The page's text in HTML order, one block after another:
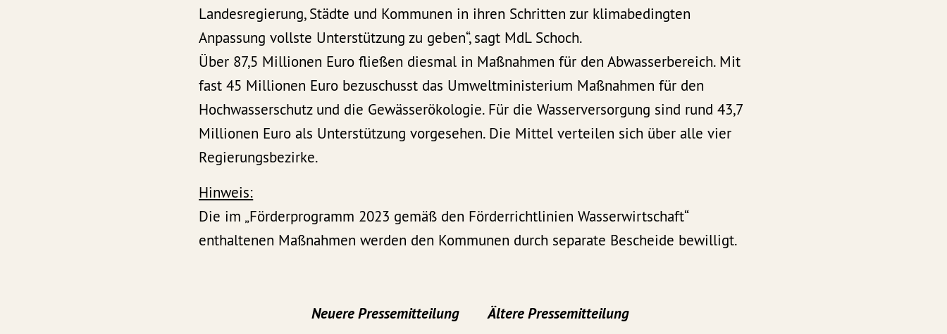
Landesregierung, Städte und Kommunen in ihren Schritten zur klimabedingten
Anpassung vollste Unterstützung zu geben“, sagt MdL Schoch.
Über 87,5 Millionen Euro fließen diesmal in Maßnahmen für den Abwasserbereich. Mit
fast 45 Millionen Euro bezuschusst das Umweltministerium Maßnahmen für den
Hochwasserschutz und die Gewässerökologie. Für die Wasserversorgung sind rund 43,7
Millionen Euro als Unterstützung vorgesehen. Die Mittel verteilen sich über alle vier
Regierungsbezirke.
Hinweis:
Die im „Förderprogramm 2023 gemäß den Förderrichtlinien Wasserwirtschaft“
enthaltenen Maßnahmen werden den Kommunen durch separate Bescheide bewilligt.
Neuere Pressemitteilung Ältere Pressemitteilung